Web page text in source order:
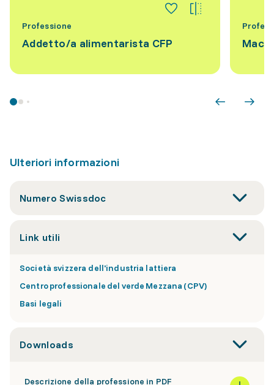
Professione
Addetto/a alimentarista CFP
Ulteriori informazioni
Numero Swissdoc
Link utili
Società svizzera dell'industria lattiera
Centro professionale del verde Mezzana (CPV)
Basi legali
Downloads
Descrizione della professione in PDF